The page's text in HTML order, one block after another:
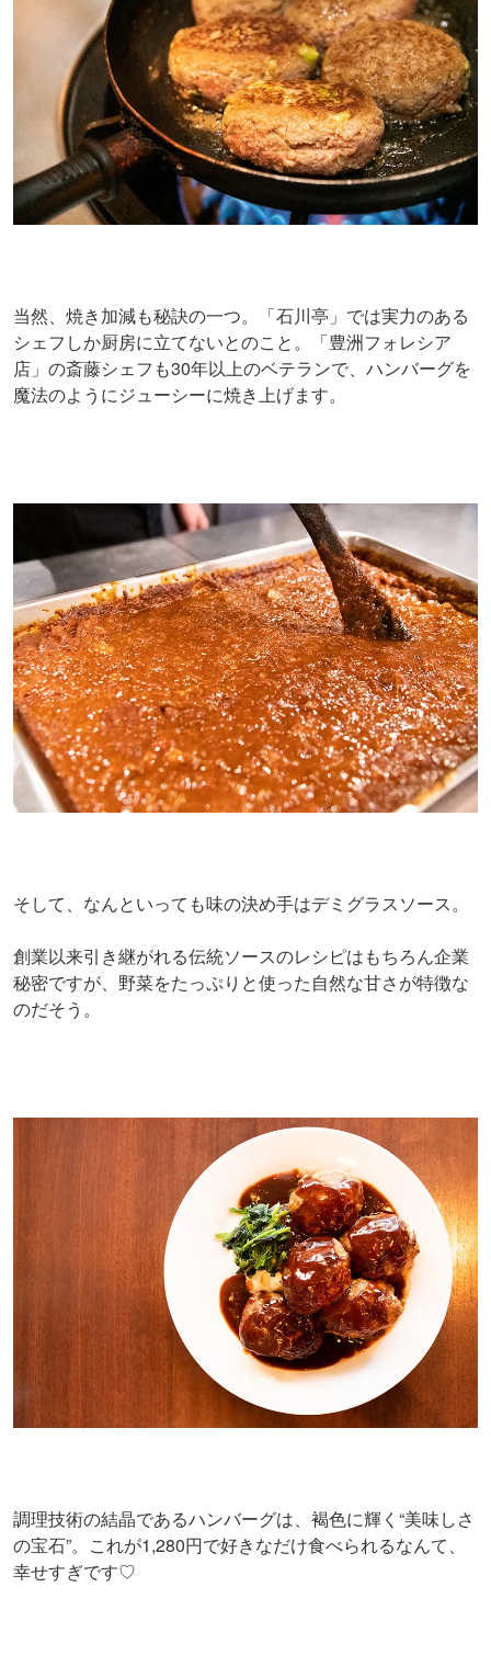
当然、焼き加減も秘訣の一つ。「石川亭」では実力のある
シェフしか厨房に立てないとのこと。「豊洲フォレシア
店」の斎藤シェフも30年以上のベテランで、ハンバーグを
魔法のようにジューシーに焼き上げます。
そして、なんといっても味の決め手はデミグラスソース。
創業以来引き継がれる伝統ソースのレシピはもちろん企業
秘密ですが、野菜をたっぷりと使った自然な甘さが特徴な
のだそう。
調理技術の結晶であるハンバーグは、褐色に輝く“美味しさ
の宝石”。これが1,280円で好きなだけ食べられるなんて、
幸せすぎです♡